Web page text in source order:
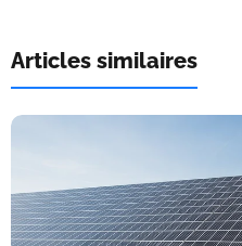
Articles similaires